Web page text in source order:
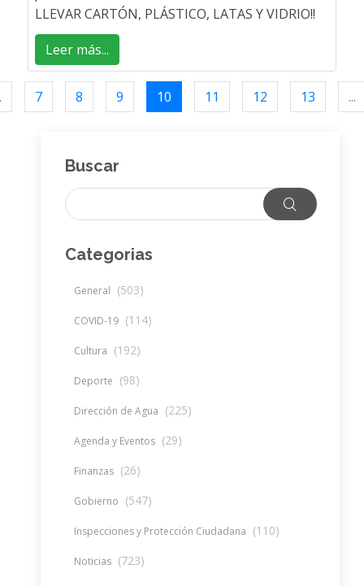
LLEVAR CARTÓN, PLÁSTICO, LATAS Y VIDRIO!!
Leer más...
7 8 9 10 11 12 13 ...
Buscar
Categorias
General (503)
COVID-19 (114)
Cultura (192)
Deporte (98)
Dirección de Agua (225)
Agenda y Eventos (29)
Finanzas (26)
Gobierno (547)
Inspecciones y Protección Ciudadana (110)
Noticias (723)